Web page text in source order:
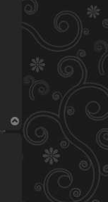
H
u